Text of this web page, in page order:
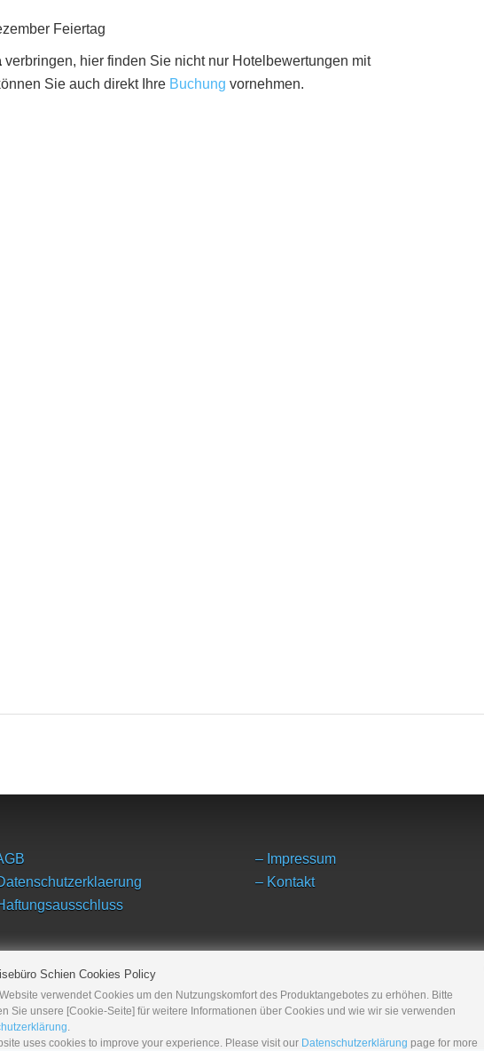
Feiertag
verbringen, hier finden Sie nicht nur Hotelbewertungen mit
Sie auch direkt Ihre Buchung vornehmen.
– Impressum
– Kontakt
Schien Cookies Policy
verwendet Cookies um den Nutzungskomfort des Produktangebotes zu erhöhen. Bitte
Sie unsere [Cookie-Seite] für weitere Informationen über Cookies und wie wir sie verwenden
.
uses cookies to improve your experience. Please visit our Datenschutzerklärung page for more